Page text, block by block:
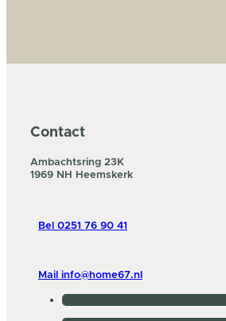
Contact
Ambachtsring 23K
1969 NH Heemskerk
Bel 0251 76 90 41
Mail info@home67.nl